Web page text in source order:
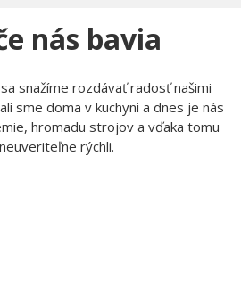
nás bavia
snažíme rozdávať radosť našimi
sme doma v kuchyni a dnes je nás
hromadu strojov a vďaka tomu
rýchli.